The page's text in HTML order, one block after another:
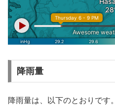
降雨量
降雨量は、以下のとおりです。